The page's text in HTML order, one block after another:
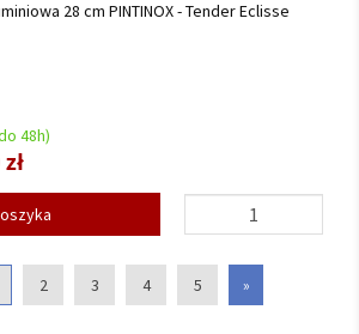
28 cm PINTINOX - Tender Eclisse
48h)
2 3 4 5 »